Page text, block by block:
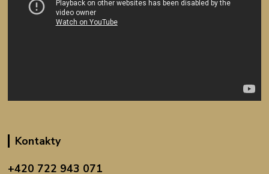
Kontakty
+420 722 943 071